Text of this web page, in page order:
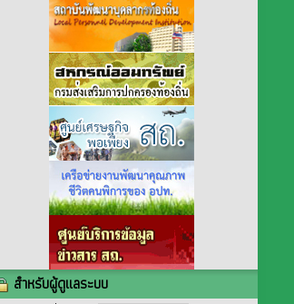
สำหรับผู้ดูแลระบบ